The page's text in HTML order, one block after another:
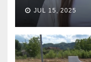
JUL 15, 2025